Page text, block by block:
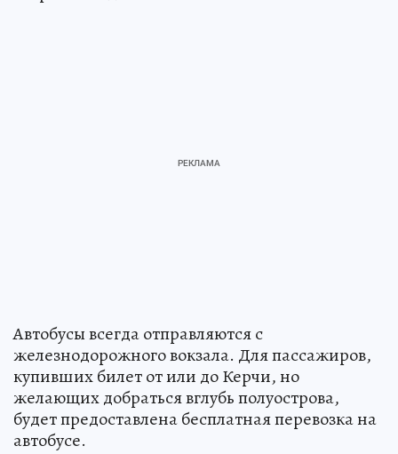
Автобусы всегда отправляются с
железнодорожного вокзала. Для пассажиров,
купивших билет от или до Керчи, но
желающих добраться вглубь полуострова,
будет предоставлена бесплатная перевозка на
автобусе.